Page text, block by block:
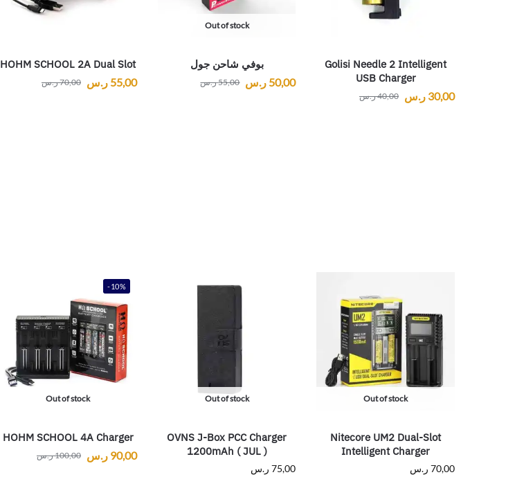
Golisi Needle 2 Intelligent
USB Charger
40,00ر.س 30,00 ر.س
Out of stock
بوفي شاحن جول
55,00ر.س 50,00 ر.س
HOHM SCHOOL 2A Dual Slot
70,00ر.س 55,00 ر.س
Out of stock
Nitecore UM2 Dual-Slot
Intelligent Charger
70,00 ر.س
Out of stock
OVNS J-Box PCC Charger
1200mAh ( JUL )
75,00 ر.س
-10%
Out of stock
HOHM SCHOOL 4A Charger
100,00ر.س 90,00 ر.س